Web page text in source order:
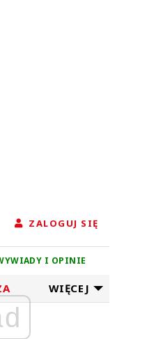
ZALOGUJ SIĘ
I OPINIE
WIĘCEJ